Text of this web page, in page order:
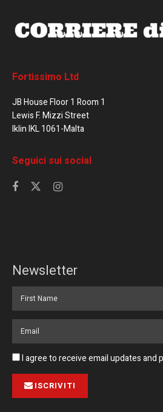
Fortissimo Ltd
JB House Floor 1 Room 1
Lewis F. Mizzi Street
Iklin IKL 1061-Malta
Seguici sui social
Newsletter
I agree to receive email updates and
ISCRIVITI